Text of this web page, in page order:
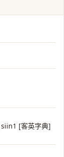
[客英字典]